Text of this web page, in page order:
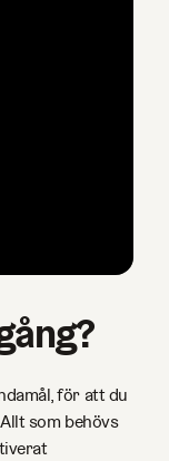
för att du
som behövs